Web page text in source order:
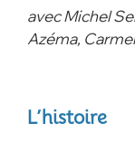
avec Michel
Azéma,
L’histoire